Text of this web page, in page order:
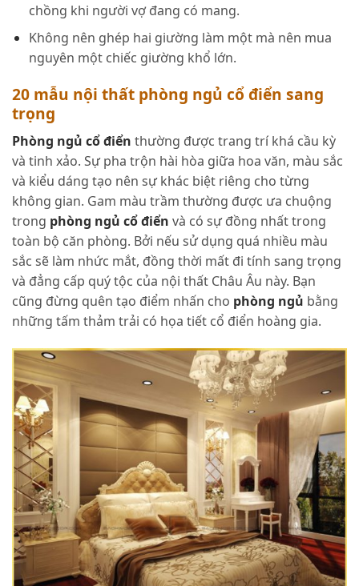
chồng khi người vợ đang có mang.
Không nên ghép hai giường làm một mà nên mua
nguyên một chiếc giường khổ lớn.
20 mẫu nội thất phòng ngủ cổ điển sang
trọng
Phòng ngủ cổ điển thường được trang trí khá cầu kỳ
và tinh xảo. Sự pha trộn hài hòa giữa hoa văn, màu sắc
và kiểu dáng tạo nên sự khác biệt riêng cho từng
không gian. Gam màu trầm thường được ưa chuộng
trong phòng ngủ cổ điển và có sự đồng nhất trong
toàn bộ căn phòng. Bởi nếu sử dụng quá nhiều màu
sắc sẽ làm nhức mắt, đồng thời mất đi tính sang trọng
và đẳng cấp quý tộc của nội thất Châu Âu này. Bạn
cũng đừng quên tạo điểm nhấn cho phòng ngủ bằng
những tấm thảm trải có họa tiết cổ điển hoàng gia.